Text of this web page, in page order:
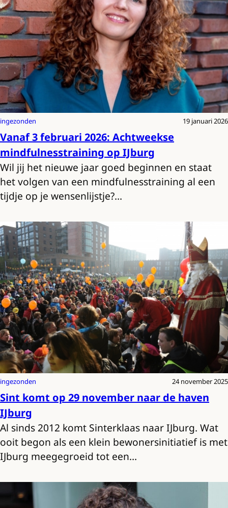
ingezonden 19 januari 2026
Vanaf 3 februari 2026: Achtweekse
mindfulnesstraining op IJburg
Wil jij het nieuwe jaar goed beginnen en staat
het volgen van een mindfulnesstraining al een
tijdje op je wensenlijstje?…
ingezonden 24 november 2025
Sint komt op 29 november naar de haven
IJburg
Al sinds 2012 komt Sinterklaas naar IJburg. Wat
ooit begon als een klein bewonersinitiatief is met
IJburg meegegroeid tot een…